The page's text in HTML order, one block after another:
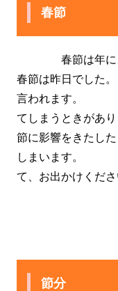
春節
春節は年によっ
春節は昨日でし
言われます。 寒
てしまうときがあ
節に影響をきたし
しまいます。
て、お出かけくだ
節分